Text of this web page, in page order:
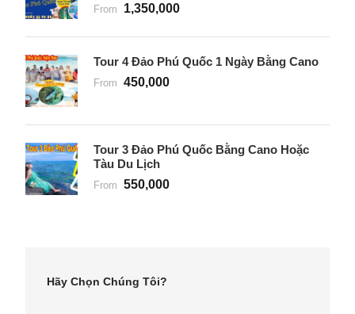
From 1,350,000
Tour 4 Đảo Phú Quốc 1 Ngày Bằng Cano
From 450,000
Tour 3 Đảo Phú Quốc Bằng Cano Hoặc
Tàu Du Lịch
From 550,000
Hãy Chọn Chúng Tôi?